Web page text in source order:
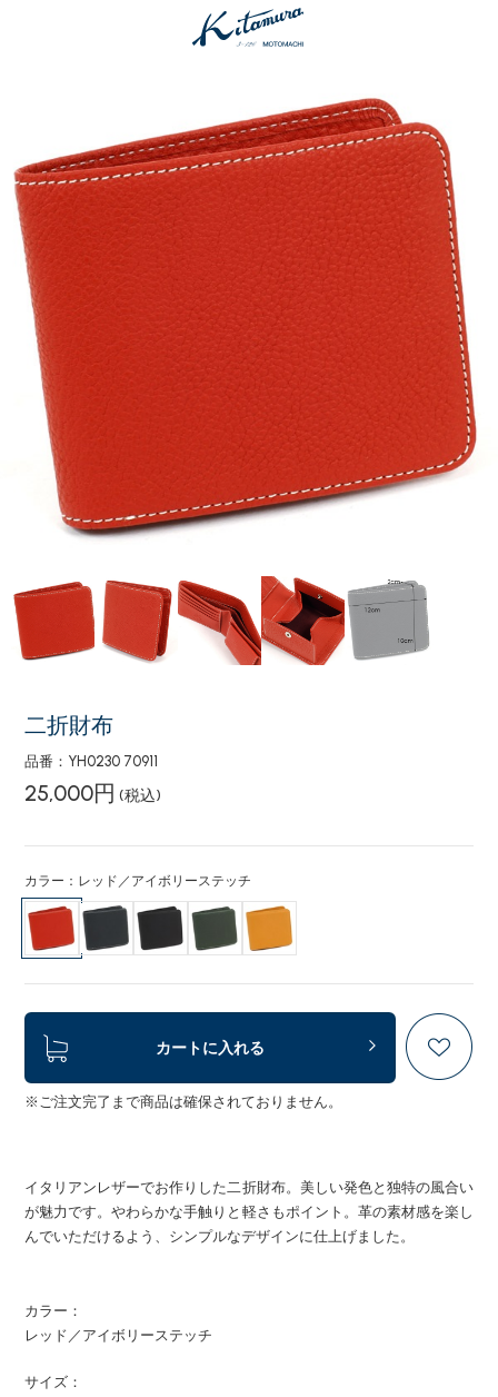
二折財布
品番：YH0230 70911
25,000円 (税込)
カラー：レッド／アイボリーステッチ
カートに入れる
※ご注文完了まで商品は確保されておりません。
イタリアンレザーでお作りした二折財布。美しい発色と独特の風合い
が魅力です。やわらかな手触りと軽さもポイント。革の素材感を楽し
んでいただけるよう、シンプルなデザインに仕上げました。
カラー：
レッド／アイボリーステッチ
サイズ：